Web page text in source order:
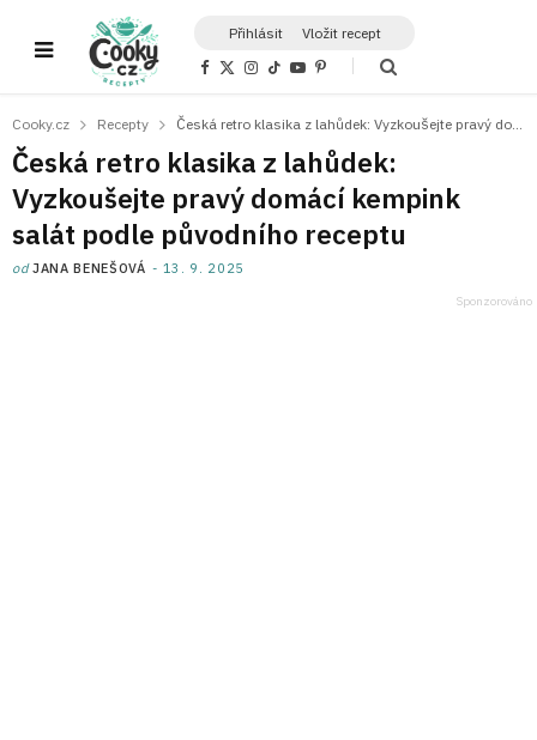
Přihlásit Vložit recept
F
b
o
k
X
i
t
e
r
)
I
a
a
m
T
o
Y
u
P
e
e
s
t
Cooky.cz Recepty
Česká retro klasika z lahůdek:
Vyzkoušejte pravý domácí kempink
salát podle původního receptu
odJANA BENEŠOVÁ 13. 9. 2025